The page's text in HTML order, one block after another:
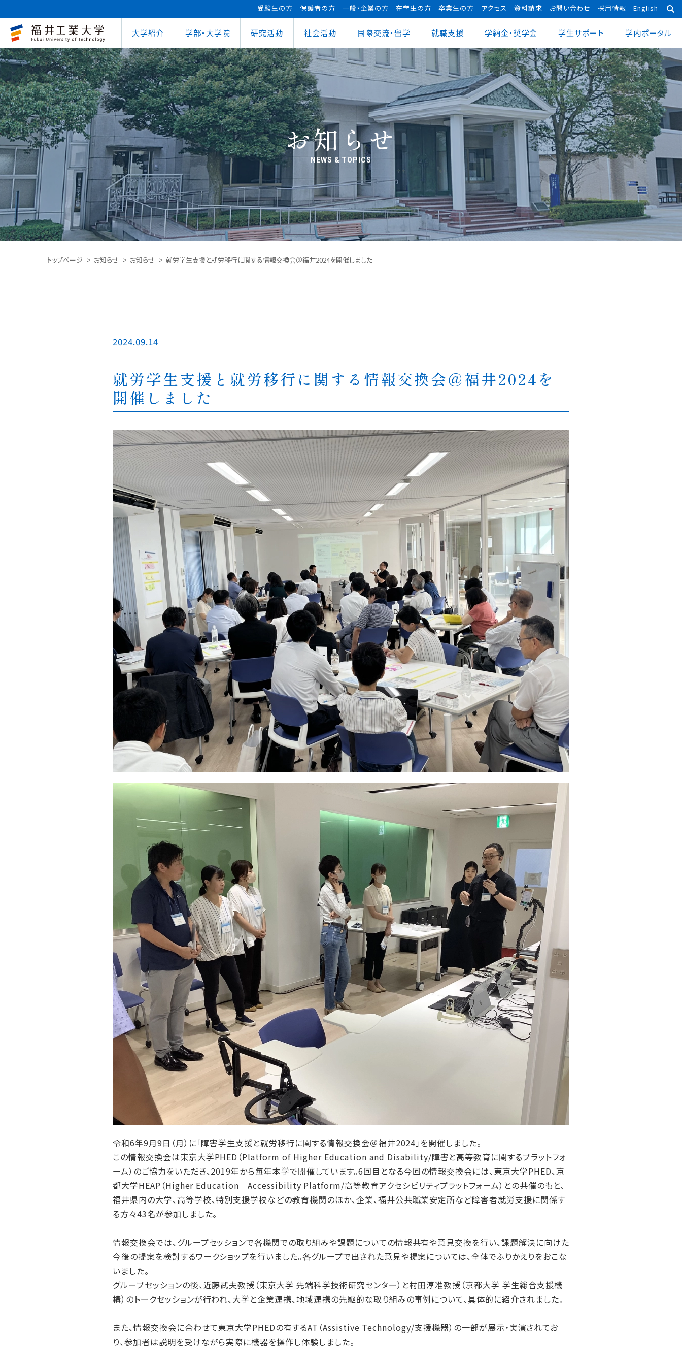
受験生の方 保護者の方 一般・企業の方 在学生の方 卒業生の方 アクセス 資料請求 お問い合わせ 採用情報 English
大学紹介
大学概要教育情報の公表
大学概要
教育情報の公表
学びの特色
教員紹介
キャンパス案内
図書館
第62回大学祭
式辞集
学部・大学院
工学部
電気電子情報工学科
機械工学科
建築土木工学科
原子力技術応用工学科
環境学部
環境食品応用化学科
デザイン学科
経営情報学部
経営情報学科
スポーツ健康科学部
スポーツ健康科学科
大学院
応用理工学専攻
社会システム学専攻
研究活動
地域連携研究推進センター研究シーズ紹介
地域連携研究推進センター
教育研究業績情報
研究シーズ紹介
研究紀要
外国人研究者招へい・受入れ
研究情報
AI&IoTセンター
まちづくりデザインセンター
ウェルネス＆スポーツサイエンスセンター
未来ロボティクスセンター
あわら宇宙センター
社会活動
自治体との連携FUT公開講座
自治体との連携
FUT公開講座
出前講義・出前実験
未来塾 講演会
科学実験キャラバン
ロボット事業
FUTブラス
スポーツ教室
その他活動
活動レポート
国際交流・留学
インターナショナルセンターOCPS
海外留学プログラム
インターナショナルセンター
国際交流
海外留学プログラム（OCPS）
文化交流
【重要】海外へ渡航するみなさんへ
就職支援
キャリアセンター就職実績
キャリアセンター
就職⽀援プログラム
インターンシップ
就職実績
資格取得
就職⽀援ナビ
企業の方へ
求人・説明会のお申し込み
キャリアセンターとの面談
学納金・奨学金
学費等納⼊⾦在学⽣向け奨学⾦
学費等納⼊⾦
在学⽣向け奨学⾦
受験⽣向け奨学⾦
⽇本学⽣⽀援機構奨学⾦ 給付奨学⾦
⽇本学⽣⽀援機構奨学⾦ 貸与奨学⾦
教育ローン
授業料等の減免制度
学⽣サポート
寮・下宿のご案内SSLプロジェクト
学⽣⽣活⽀援室
学習⽀援室
情報メディアセンター
SSLプロジェクト
学⽣保険
医務情報
障害学⽣⽀援
寮・下宿のご案内
クラブ活動支援センター
学内ポータル
学習管理システム（manaba）WEBシラバス
学習管理システム（manaba）
学生ポータルシステム（学外からの接続）
WEBシラバス
お知らせ
NEWS & TOPICS
トップページ お知らせ お知らせ 就労学生支援と就労移行に関する情報交換会＠福井2024を開催しました
2024.09.14
就労学生支援と就労移行に関する情報交換会＠福井2024を
開催しました
令和6年9月9日（月）に「障害学生支援と就労移行に関する情報交換会＠福井2024」を開催しました。
この情報交換会は東京大学PHED（Platform of Higher Education and Disability/障害と高等教育に関するプラットフォ
ーム）のご協力をいただき、2019年から毎年本学で開催しています。6回目となる今回の情報交換会には、東京大学PHED、京
都大学HEAP（Higher Education Accessibility Platform/高等教育アクセシビリティプラットフォーム）との共催のもと、
福井県内の大学、高等学校、特別支援学校などの教育機関のほか、企業、福井公共職業安定所など障害者就労支援に関係す
る方々43名が参加しました。
情報交換会では、グループセッションで各機関での取り組みや課題についての情報共有や意見交換を行い、課題解決に向けた
今後の提案を検討するワークショップを行いました。各グループで出された意見や提案については、全体でふりかえりをおこな
いました。
グループセッションの後、近藤武夫教授（東京大学 先端科学技術研究センター）と村田淳准教授（京都大学 学生総合支援機
構）のトークセッションが行われ、大学と企業連携、地域連携の先駆的な取り組みの事例について、具体的に紹介されました。
また、情報交換会に合わせて東京大学PHEDの有するAT（Assistive Technology/支援機器）の一部が展示・実演されてお
り、参加者は説明を受けながら実際に機器を操作し体験しました。